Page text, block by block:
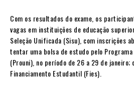
Com os resultados do exame, os
vagas em instituições de educação
Seleção Unificada (Sisu), com inscrições
tentar uma bolsa de estudo pelo
(Prouni), no período de 26 a 29 de janeiro;
Financiamento Estudantil (Fies).